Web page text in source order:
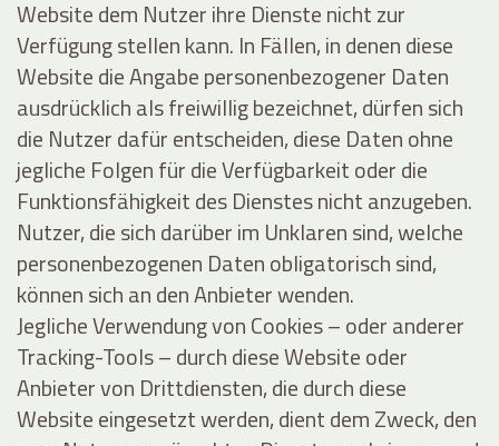
Website dem Nutzer ihre Dienste nicht zur
Verfügung stellen kann. In Fällen, in denen diese
Website die Angabe personenbezogener Daten
ausdrücklich als freiwillig bezeichnet, dürfen sich
die Nutzer dafür entscheiden, diese Daten ohne
jegliche Folgen für die Verfügbarkeit oder die
Funktionsfähigkeit des Dienstes nicht anzugeben.
Nutzer, die sich darüber im Unklaren sind, welche
personenbezogenen Daten obligatorisch sind,
können sich an den Anbieter wenden.
Jegliche Verwendung von Cookies – oder anderer
Tracking-Tools – durch diese Website oder
Anbieter von Drittdiensten, die durch diese
Website eingesetzt werden, dient dem Zweck, den